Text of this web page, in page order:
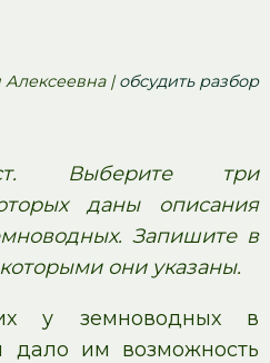
Алексеевна |обсудить разбор
Выберите три
даны описания
Запишите в
они указаны.
у земноводных в
дало им возможность